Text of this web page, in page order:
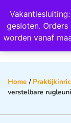
gesloten.
worden vanaf
Home /
verstelbare